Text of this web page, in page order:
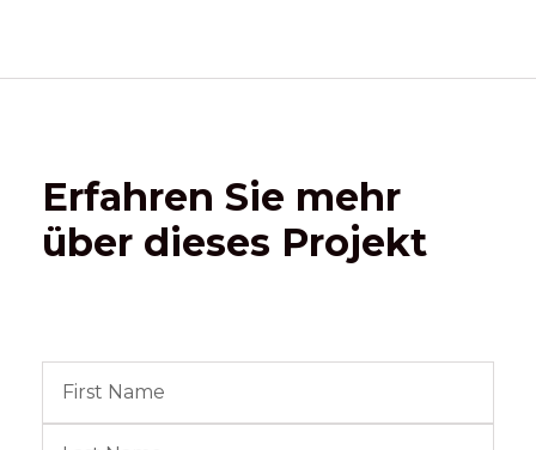
Erfahren Sie mehr
über dieses Projekt